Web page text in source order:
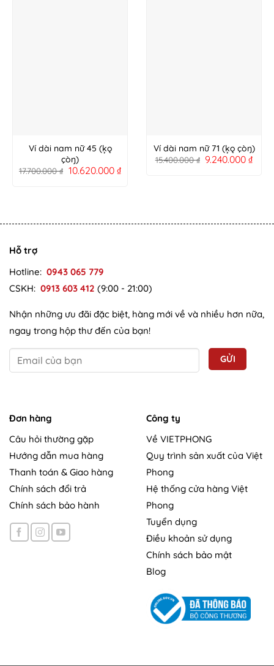
Ví dài nam nữ 45 (ķǫ
çòŋ)
17.700.000₫ 10.620.000 ₫
Ví dài nam nữ 71 (ķǫ çòŋ)
15.400.000₫ 9.240.000₫
Hỗ trợ
Hotline: 0943 065 779
CSKH: 0913 603 412 (9:00 - 21:00)
Nhận những ưu đãi đặc biệt, hàng mới về và nhiều hơn nữa,
ngay trong hộp thư đến của bạn!
Đơn hàng
Câu hỏi thường gặp
Hướng dẫn mua hàng
Thanh toán & Giao hàng
Chính sách đổi trả
Chính sách bảo hành
Công ty
Về VIETPHONG
Quy trình sản xuất của Việt
Phong
Hệ thống cửa hàng Việt
Phong
Tuyển dụng
Điều khoản sử dụng
Chính sách bảo mật
Blog